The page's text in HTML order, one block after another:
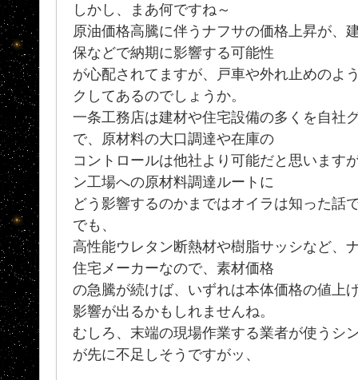
しかし、まあ何ですね～
原油価格高騰に伴うナフサの価格上昇が、
保などで納期に影響する可能性
が心配されてますが、戸車や外れ止めのよ
クしてあるのでしょうか。
一条工務店は建材や住宅設備の多くを自社
で、原材料の大口調達や在庫の
コントロールは他社より可能だと思います
ン工場への原材料調達ルートに
どう影響するのかまではオイラは知った話
でも、
高性能ウレタン断熱材や樹脂サッシなど、
住宅メーカーなので、素材価格
の急騰が続けば、いずれは本体価格の値上
影響が出るかもしれませんね。
むしろ、末端の現場作業する業者が使うシ
が先に不足しそうですがッ、